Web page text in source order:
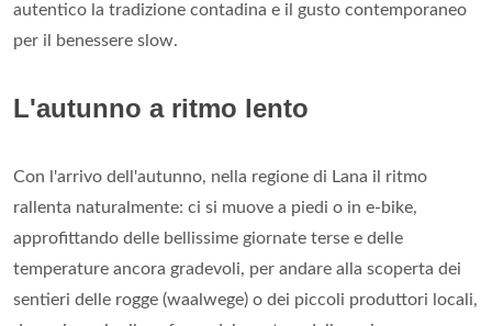
autentico la tradizione contadina e il gusto contemporaneo
per il benessere slow.
L'autunno a ritmo lento
Con l'arrivo dell'autunno, nella regione di Lana il ritmo
rallenta naturalmente: ci si muove a piedi o in e-bike,
approfittando delle bellissime giornate terse e delle
temperature ancora gradevoli, per andare alla scoperta dei
sentieri delle rogge (waalwege) o dei piccoli produttori locali,